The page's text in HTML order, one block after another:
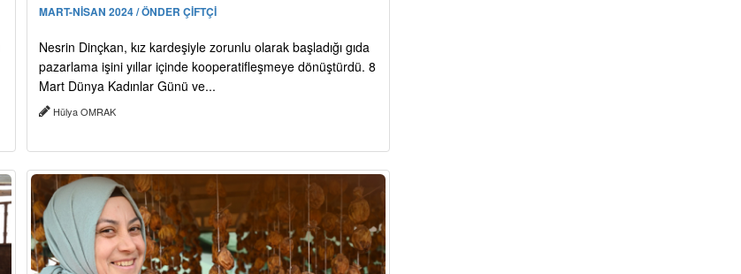
MART-NİSAN 2024 / ÖNDER ÇİFTÇİ
Nesrin Dinçkan, kız kardeşiyle zorunlu olarak başladığı gıda
pazarlama işini yıllar içinde kooperatifleşmeye dönüştürdü. 8
Mart Dünya Kadınlar Günü ve...
Hülya OMRAK